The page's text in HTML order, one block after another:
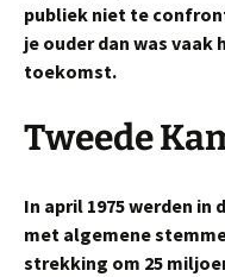
publiek niet te
je ouder dan was
toekomst.
Tweede
In april 1975 werden in
met algemene
strekking om 25